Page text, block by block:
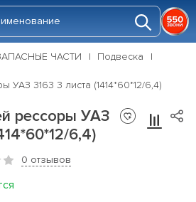
ЧАСТИ
Подвеска
3163 3 листа (1414*60*12/6,4)
рессоры УАЗ
6,4)
0 отзывов